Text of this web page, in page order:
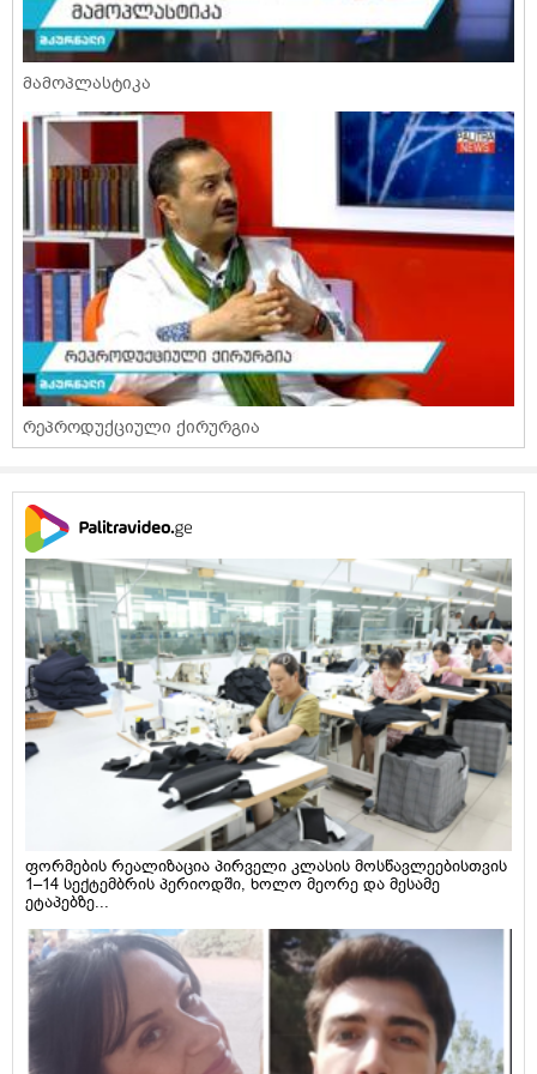
მამოპლასტიკა
რეპროდუქციული ქირურგია
ფორმების რეალიზაცია პირველი კლასის მოსწავლეებისთვის
1–14 სექტემბრის პერიოდში, ხოლო მეორე და მესამე
ეტაპებზე...